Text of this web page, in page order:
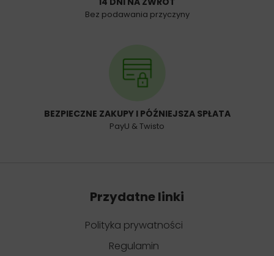
Bez podawania przyczyny
BEZPIECZNE ZAKUPY I PÓŹNIEJSZA SPŁATA
PayU & Twisto
Przydatne linki
Polityka prywatności
Regulamin